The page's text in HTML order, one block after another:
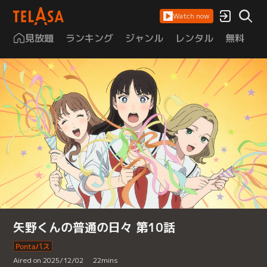
Watch now
見放題 ランキング ジャンル レンタル 無料
矢野くんの普通の日々 第10話
Aired on 2025/12/02 22mins